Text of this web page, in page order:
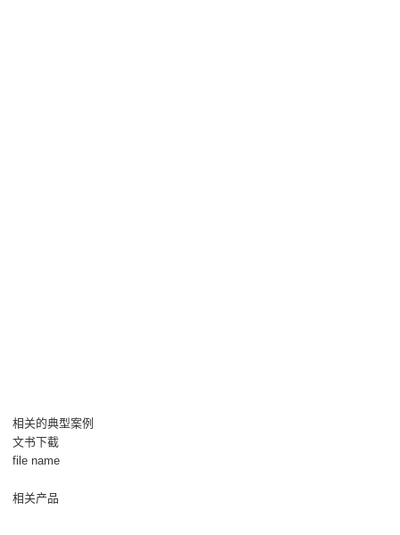
相关的典型案例
文书下截
file name
相关产品